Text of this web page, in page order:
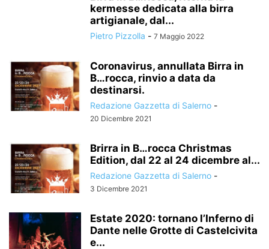
kermesse dedicata alla birra
artigianale, dal...
Pietro Pizzolla - 7 Maggio 2022
Coronavirus, annullata Birra in
B…rocca, rinvio a data da
destinarsi.
Redazione Gazzetta di Salerno -
20 Dicembre 2021
Brirra in B…rocca Christmas
Edition, dal 22 al 24 dicembre al...
Redazione Gazzetta di Salerno -
3 Dicembre 2021
Estate 2020: tornano l’Inferno di
Dante nelle Grotte di Castelcivita
e...